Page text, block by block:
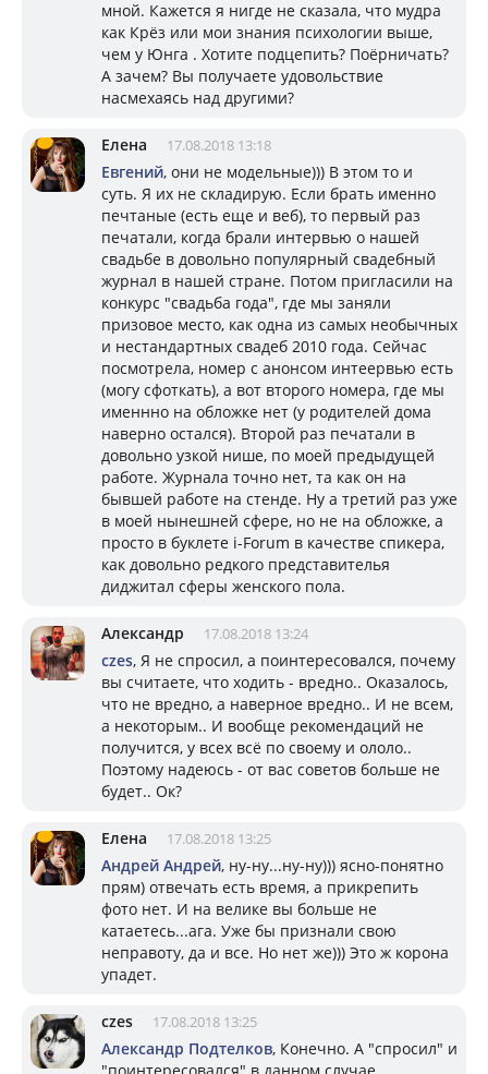
мной. Кажется я нигде не сказала, что мудра
как Крёз или мои знания психологии выше,
чем у Юнга . Хотите подцепить? Поёрничать?
А зачем? Вы получаете удовольствие
насмехаясь над другими?
Елена 17.08.2018 13:18
Евгений, они не модельные))) В этом то и
суть. Я их не складирую. Если брать именно
печтаные (есть еще и веб), то первый раз
печатали, когда брали интервью о нашей
свадьбе в довольно популярный свадебный
журнал в нашей стране. Потом пригласили на
конкурс "свадьба года", где мы заняли
призовое место, как одна из самых необычных
и нестандартных свадеб 2010 года. Сейчас
посмотрела, номер с анонсом интеервью есть
(могу сфоткать), а вот второго номера, где мы
именнно на обложке нет (у родителей дома
наверно остался). Второй раз печатали в
довольно узкой нише, по моей предыдущей
работе. Журнала точно нет, та как он на
бывшей работе на стенде. Ну а третий раз уже
в моей нынешней сфере, но не на обложке, а
просто в буклете i-Forum в качестве спикера,
как довольно редкого представителья
диджитал сферы женского пола.
Александр 17.08.2018 13:24
czes, Я не спросил, а поинтересовался, почему
вы считаете, что ходить - вредно.. Оказалось,
что не вредно, а наверное вредно.. И не всем,
а некоторым.. И вообще рекомендаций не
получится, у всех всё по своему и ололо..
Поэтому надеюсь - от вас советов больше не
будет.. Ок?
Елена 17.08.2018 13:25
Андрей Андрей, ну-ну...ну-ну))) ясно-понятно
прям) отвечать есть время, а прикрепить
фото нет. И на велике вы больше не
катаетесь...ага. Уже бы признали свою
неправоту, да и все. Но нет же))) Это ж корона
упадет.
czes 17.08.2018 13:25
Александр Подтелков, Конечно. А "спросил" и